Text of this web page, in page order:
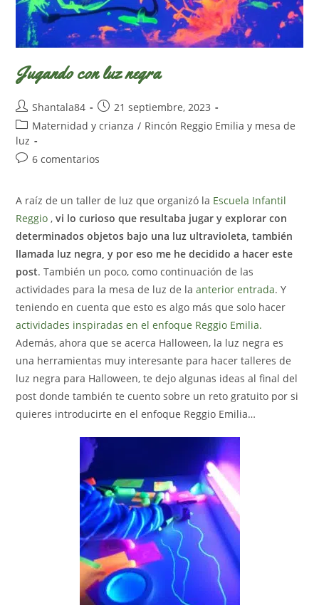
Jugando con luz negra
Autor
de
la
entrada:
Shantala84
Publicación
de
21 septiembre, 2023
Categoría
de
la
Maternidad y crianza / Rincón Reggio Emilia y mesa de
luz
Comentarios
entrada:
6 comentarios
A raíz de un taller de luz que organizó la Escuela Infantil
Reggio ,vi lo curioso que resultaba jugar y explorar con
determinados objetos bajo una luz ultravioleta, también
llamada luz negra, y por eso me he decidido a hacer este
post. También un poco, como continuación de las
actividades para la mesa de luz de laanterior entrada. Y
teniendo en cuenta que esto es algo más que solo hacer
actividades inspiradas en el enfoque Reggio Emilia.
Además, ahora que se acerca Halloween, la luz negra es
una herramientas muy interesante para hacer talleres de
luz negra para Halloween, te dejo algunas ideas al final del
post donde también te cuento sobre un reto gratuito por si
quieres introducirte en el enfoque Reggio Emilia…